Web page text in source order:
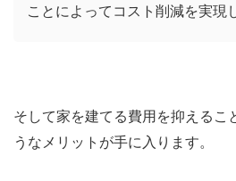
ことによってコスト削減を実現
そして家を建てる費用を抑えるこ
うなメリットが手に入ります。